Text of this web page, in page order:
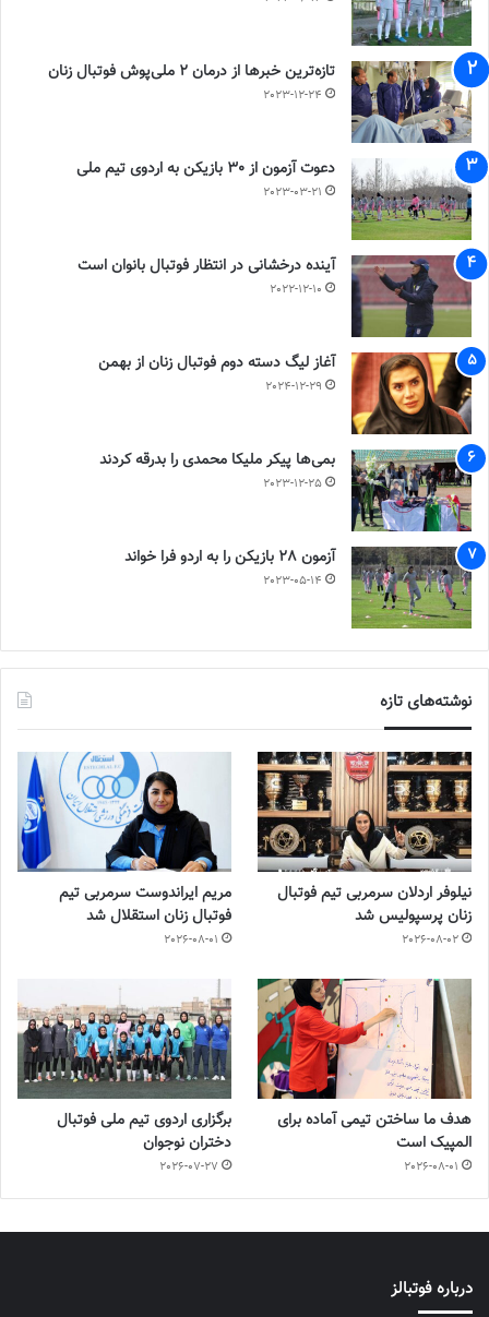
تازه‌ترین خبرها از درمان ۲ ملی‌پوش فوتبال زنان
2023-12-24
دعوت آزمون از 30 بازیکن به اردوی تیم ملی
2023-03-21
آینده درخشانی در انتظار فوتبال بانوان است
2022-12-10
آغاز لیگ دسته دوم فوتبال زنان از بهمن
2024-12-29
بمی‌ها پیکر ملیکا محمدی را بدرقه کردند
2023-12-25
آزمون 28 بازیکن را به اردو فرا خواند
2023-05-14
نوشته‌های تازه
نیلوفر اردلان سرمربی تیم فوتبال
زنان پرسپولیس شد
2026-08-02
مریم ایراندوست سرمربی تیم
فوتبال زنان استقلال شد
2026-08-01
هدف ما ساختن تیمی آماده برای
المپیک است
2026-08-01
برگزاری اردوی تیم ملی فوتبال
دختران نوجوان
2026-07-27
درباره فوتبالز